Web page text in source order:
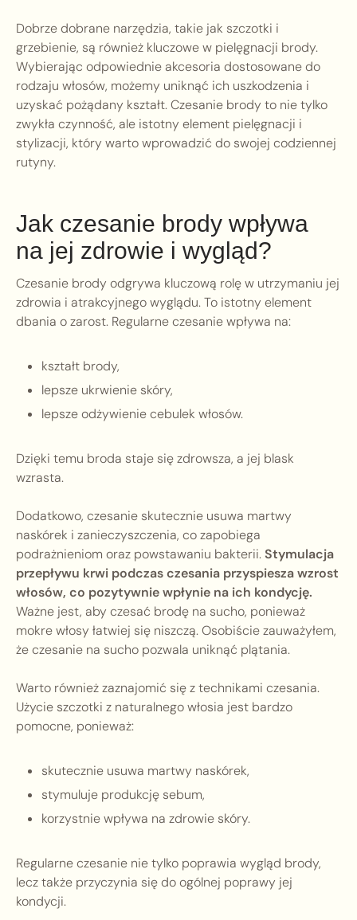
Dobrze dobrane narzędzia, takie jak szczotki i
grzebienie, są również kluczowe w pielęgnacji brody.
Wybierając odpowiednie akcesoria dostosowane do
rodzaju włosów, możemy uniknąć ich uszkodzenia i
uzyskać pożądany kształt. Czesanie brody to nie tylko
zwykła czynność, ale istotny element pielęgnacji i
stylizacji, który warto wprowadzić do swojej codziennej
rutyny.
Jak czesanie brody wpływa
na jej zdrowie i wygląd?
Czesanie brody odgrywa kluczową rolę w utrzymaniu jej
zdrowia i atrakcyjnego wyglądu. To istotny element
dbania o zarost. Regularne czesanie wpływa na:
kształt brody,
lepsze ukrwienie skóry,
lepsze odżywienie cebulek włosów.
Dzięki temu broda staje się zdrowsza, a jej blask
wzrasta.
Dodatkowo, czesanie skutecznie usuwa martwy
naskórek i zanieczyszczenia, co zapobiega
podrażnieniom oraz powstawaniu bakterii.Stymulacja
przepływu krwi podczas czesania przyspiesza wzrost
włosów, co pozytywnie wpłynie na ich kondycję.
Ważne jest, aby czesać brodę na sucho, ponieważ
mokre włosy łatwiej się niszczą. Osobiście zauważyłem,
że czesanie na sucho pozwala uniknąć plątania.
Warto również zaznajomić się z technikami czesania.
Użycie szczotki z naturalnego włosia jest bardzo
pomocne, ponieważ:
skutecznie usuwa martwy naskórek,
stymuluje produkcję sebum,
korzystnie wpływa na zdrowie skóry.
Regularne czesanie nie tylko poprawia wygląd brody,
lecz także przyczynia się do ogólnej poprawy jej
kondycji.